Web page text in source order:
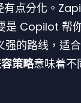
有点分化。
是 Copilot 帮
强的路线，适
策略意味着不